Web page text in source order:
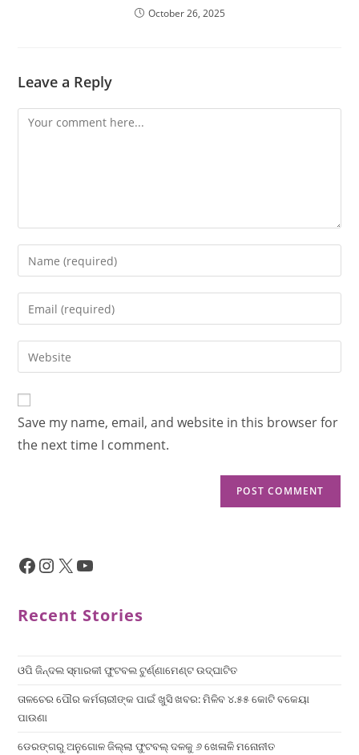
October 26, 2025
Leave a Reply
Save my name, email, and website in this browser for
the next time I comment.
Recent Stories
ଓପି ଜିନ୍ଦଲ ସ୍ମାରକୀ ଫୁଟବଲ ଟୁର୍ଣ୍ଣାମେଣ୍ଟ ଉଦ୍ଘାଟିତ
ତାଳଚେର ପୌର କର୍ମଚାରୀଙ୍କ ପାଇଁ ଖୁସି ଖବର: ମିଳିବ ୪.୫୫ କୋଟି ବକେୟା
ପାଉଣା
ଡେରଙ୍ଗରୁ ଅନୁଗୋଳ ଜିଲ୍ଲା ଫୁଟବଲ୍ ଦଳକୁ ୬ ଖେଳାଳି ମନୋନୀତ